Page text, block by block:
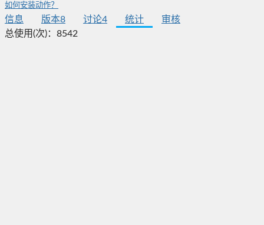
如何安装动作？
信息 版本8 讨论4 统计
审核
总使用(次)： 8542